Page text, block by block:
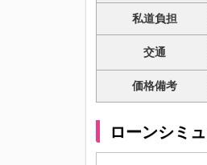
私道負担
交通
価格備考
ローンシミ